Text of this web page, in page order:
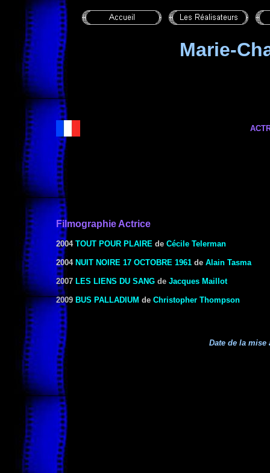
Marie-
Filmographie Actrice
2004 TOUT POUR PLAIRE de Cécile Telerman
2004 NUIT NOIRE 17 OCTOBRE 1961 de Alain Tasma
2007 LES LIENS DU SANG de Jacques Maillot
2009 BUS PALLADIUM de Christopher Thompson
Date de la